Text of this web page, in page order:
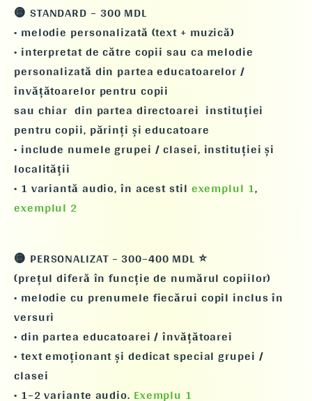
🟡 STANDARD – 300 MDL
• melodie personalizată (text + muzică)
• interpretat de către copii sau ca melodie
personalizată din partea educatoarelor /
învățătoarelor pentru copii
sau chiar din partea directoarei instituției
pentru copii, părinți și educatoare
• include numele grupei / clasei, instituției și
localității
• 1 variantă audio, în acest stil exemplul 1,
exemplul 2
🟡 PERSONALIZAT – 300–400 MDL ⭐
(prețul diferă în funcție de numărul copiilor)
• melodie cu prenumele fiecărui copil inclus în
versuri
• din partea educatoarei / învățătoarei
• text emoționant și dedicat special grupei /
clasei
• 1–2 variante audio. Exemplu 1